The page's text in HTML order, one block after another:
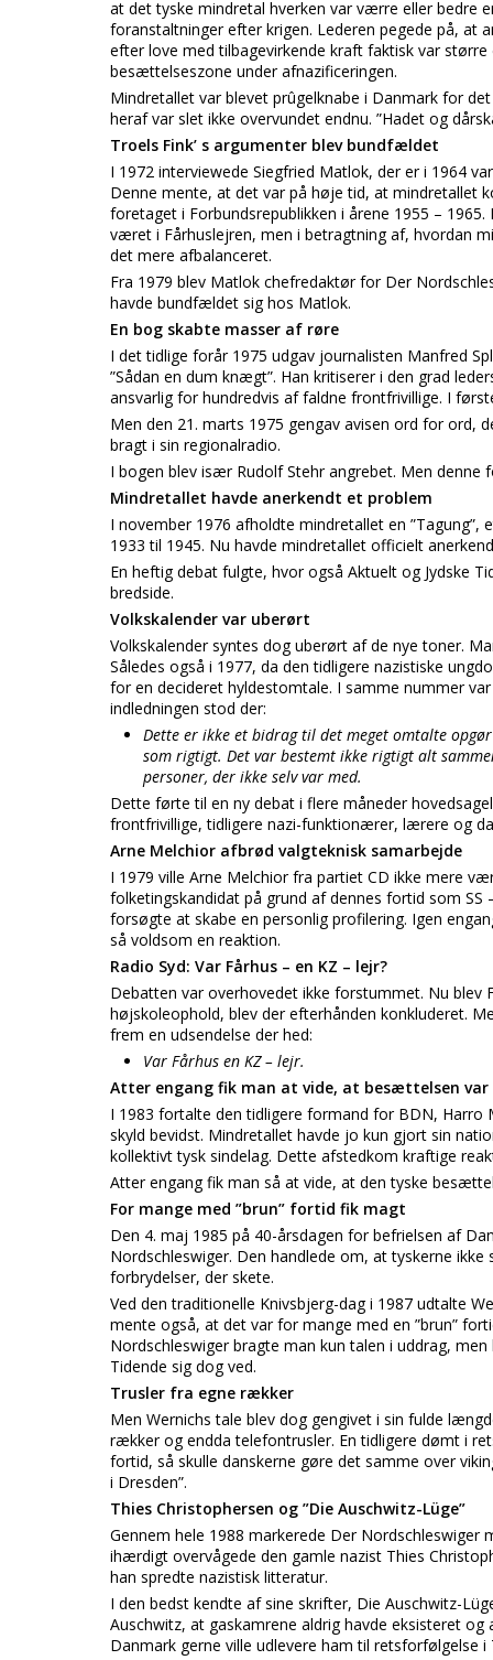
at det tyske mindretal hverken var værre eller bedre
foranstaltninger efter krigen. Lederen pegede på, at
efter love med tilbagevirkende kraft faktisk var
besættelseszone under afnazificeringen.
Mindretallet var blevet prûgelknabe i Danmark for
heraf var slet ikke overvundet endnu. ”Hadet og
Troels Fink’ s argumenter blev bundfældet
I 1972 interviewede Siegfried Matlok, der er i 1964
Denne mente, at det var på høje tid, at mindretallet
foretaget i Forbundsrepublikken i årene 1955 –
været i Fårhuslejren, men i betragtning af, hvordan
det mere afbalanceret.
Fra 1979 blev Matlok chefredaktør for Der
havde bundfældet sig hos Matlok.
En bog skabte masser af røre
I det tidlige forår 1975 udgav journalisten Manfred
”Sådan en dum knægt”. Han kritiserer i den grad
ansvarlig for hundredvis af faldne frontfrivillige. I
Men den 21. marts 1975 gengav avisen ord for ord,
bragt i sin regionalradio.
I bogen blev især Rudolf Stehr angrebet. Men denne
Mindretallet havde anerkendt et problem
I november 1976 afholdte mindretallet en
1933 til 1945. Nu havde mindretallet officielt
En heftig debat fulgte, hvor også Aktuelt og Jydske
bredside.
Volkskalender var uberørt
Volkskalender syntes dog uberørt af de nye toner.
Således også i 1977, da den tidligere nazistiske
for en decideret hyldestomtale. I samme nummer
indledningen stod der:
Dette er ikke et bidrag til det meget omtalte
som rigtigt. Det var bestemt ikke rigtigt alt
personer, der ikke selv var med.
Dette førte til en ny debat i flere måneder
frontfrivillige, tidligere nazi-funktionærer, lærere og
Arne Melchior afbrød valgteknisk samarbejde
I 1979 ville Arne Melchior fra partiet CD ikke mere
folketingskandidat på grund af dennes fortid som
forsøgte at skabe en personlig profilering. Igen
så voldsom en reaktion.
Radio Syd: Var Fårhus – en KZ – lejr?
Debatten var overhovedet ikke forstummet. Nu blev
højskoleophold, blev der efterhånden konkluderet.
frem en udsendelse der hed:
Var Fårhus en KZ – lejr.
Atter engang fik man at vide, at besættelsen
I 1983 fortalte den tidligere formand for BDN, Harro
skyld bevidst. Mindretallet havde jo kun gjort sin
kollektivt tysk sindelag. Dette afstedkom kraftige
Atter engang fik man så at vide, at den tyske
For mange med ”brun” fortid fik magt
Den 4. maj 1985 på 40-årsdagen for befrielsen af
Nordschleswiger. Den handlede om, at tyskerne
forbrydelser, der skete.
Ved den traditionelle Knivsbjerg-dag i 1987 udtalte
mente også, at det var for mange med en ”brun”
Nordschleswiger bragte man kun talen i uddrag,
Tidende sig dog ved.
Trusler fra egne rækker
Men Wernichs tale blev dog gengivet i sin fulde
rækker og endda telefontrusler. En tidligere dømt i
fortid, så skulle danskerne gøre det samme over
i Dresden”.
Thies Christophersen og ”Die Auschwitz-Lüge”
Gennem hele 1988 markerede Der
ihærdigt overvågede den gamle nazist Thies
han spredte nazistisk litteratur.
I den bedst kendte af sine skrifter, Die Auschwitz-
Auschwitz, at gaskamrene aldrig havde eksisteret
Danmark gerne ville udlevere ham til retsforfølgelse